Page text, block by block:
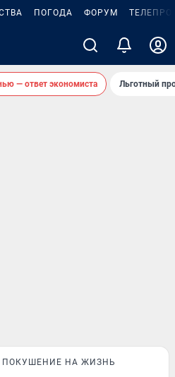
ПОГОДА ФОРУМ
— ответ экономиста Льготный
ПОКУШЕНИЕ НА ЖИЗНЬ